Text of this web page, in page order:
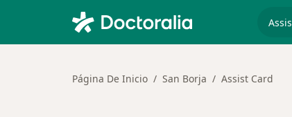
Página De Inicio San Borja Assist Card